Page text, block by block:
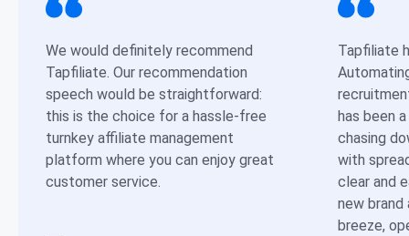
We would definitely recommend
Tapfiliate. Our recommendation
speech would be straightforward:
this is the choice for a hassle-free
turnkey affiliate management
platform where you can enjoy great
customer service.
Tapfiliate
has been
chasing
with
clear and
new brand
breeze,